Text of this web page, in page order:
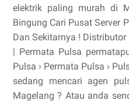
elektrik paling murah di
Bingung Cari Pusat Server
Dan Sekitarnya !
| Permata Pulsa
Pulsa › Permata Pulsa ›
sedang mencari agen
Magelang ? Atau anda